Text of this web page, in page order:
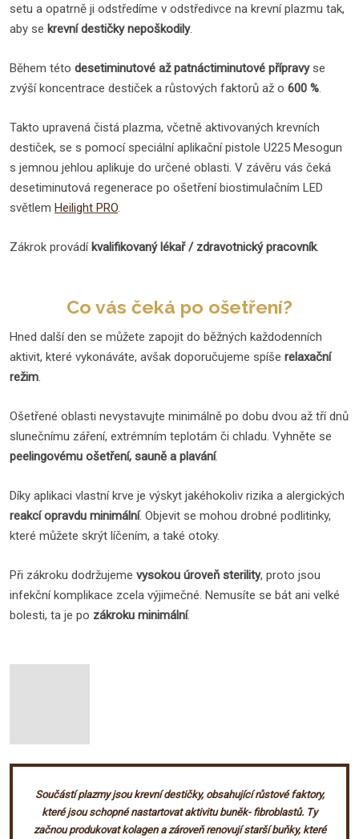
setu a opatrně ji odstředíme v odstředivce na krevní plazmu tak,
aby se krevní destičky nepoškodily.
Během této desetiminutové až patnáctiminutové přípravyse
zvýší koncentrace destiček a růstových faktorů až o 600 %.
Takto upravená čistá plazma, včetně aktivovaných krevních
destiček, se s pomocí speciální aplikační pistole U225 Mesogun
s jemnou jehlou aplikuje do určené oblasti. V závěru vás čeká
desetiminutová regenerace po ošetření biostimulačním LED
světlem Heilight PRO.
Zákrok provádí kvalifikovaný lékař / zdravotnický pracovník.
Co vás čeká po ošetření?
Hned další den se můžete zapojit do běžných každodenních
aktivit, které vykonáváte, avšak doporučujeme spíše relaxační
režim.
Ošetřené oblasti nevystavujte minimálně po dobu dvou až tří dnů
slunečnímu záření, extrémním teplotám či chladu. Vyhněte se
peelingovému ošetření, sauně a plavání.
Díky aplikaci vlastní krve je výskyt jakéhokoliv rizika a alergických
reakcí opravdu minimální. Objevit se mohou drobné podlitinky,
které můžete skrýt líčením, a také otoky.
Při zákroku dodržujeme vysokou úroveň sterility, proto jsou
infekční komplikace zcela výjimečné. Nemusíte se bát ani velké
bolesti, ta je po zákroku minimální.
Součástí plazmy jsou krevní destičky, obsahující růstové faktory,
které jsou schopné nastartovat aktivitu buněk- fibroblastů. Ty
začnou produkovat kolagen a zároveň renovují starší buňky, které